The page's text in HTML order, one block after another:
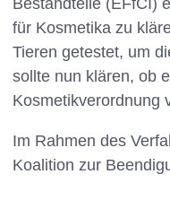
Bestandteile (EFfCI)
für Kosmetika zu
Tieren getestet, um
sollte nun klären, ob
Kosmetikverordnung
Im Rahmen des
Koalition zur